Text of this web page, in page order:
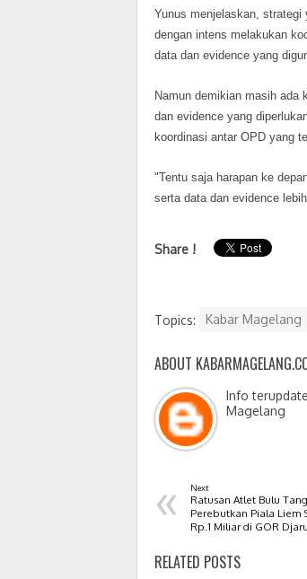
Yunus menjelaskan, strategi
dengan intens melakukan
data dan evidence yang
Namun demikian masih ada
dan evidence yang
koordinasi antar OPD yang
"Tentu saja harapan ke
serta data dan evidence
Share !
Topics: Kabar Magelang
ABOUT
Info
Magelang
« Next
Ratusan Atlet Bulu
Perebutkan Piala Liem
Rp.1 Miliar di GOR
RELATED POSTS